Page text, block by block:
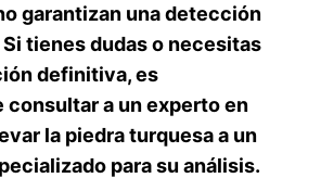
garantizan una detección
Si tienes dudas o necesitas
definitiva, es
consultar a un experto en
la piedra turquesa a un
para su análisis.